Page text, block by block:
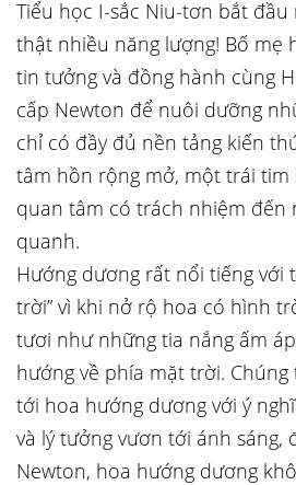
Tiểu học I-sắc Niu-tơn bắt
thật nhiều năng lượng! Bố mẹ
tin tưởng và đồng hành cùng
cấp Newton để nuôi dưỡng
chỉ có đầy đủ nền tảng kiến
tâm hồn rộng mở, một trái tim
quan tâm có trách nhiệm đến
quanh.
Hướng dương rất nổi tiếng với
trời” vì khi nở rộ hoa có hình
tươi như những tia nắng ấm
hướng về phía mặt trời.
tới hoa hướng dương với ý
và lý tưởng vươn tới ánh sáng,
Newton, hoa hướng dương